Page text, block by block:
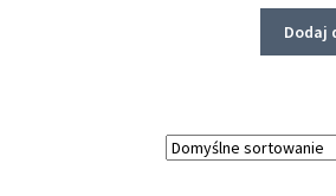
Dodaj